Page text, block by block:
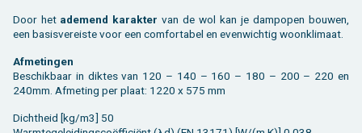
Door het ade­mend ka­rak­ter van de wol kan je damp­o­pen bou­wen,
een ba­sis­ver­eis­te voor een com­for­ta­bel en even­wich­tig woon­kli­maat.
Af­me­tin­gen
Be­schik­baar in dik­tes van 120 – 140 – 160 – 180 – 200 – 220 en
240mm. Af­me­ting per plaat: 1220 x 575 mm
Dicht­heid [kg/m3] 50